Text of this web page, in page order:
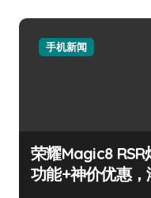
手机新闻
荣耀Magic8
功能+神价优惠，